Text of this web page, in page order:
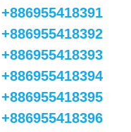
+886955418391
+886955418392
+886955418393
+886955418394
+886955418395
+886955418396